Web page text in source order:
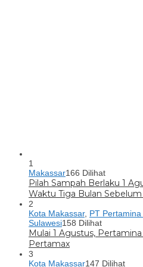
1
Makassar166 Dilihat
Pilah Sampah Berlaku 1
Waktu Tiga Bulan Sebelum
2
Kota Makassar, PT
Sulawesi158 Dilihat
Mulai 1 Agustus,
Pertamax
3
Kota Makassar147 Dilihat